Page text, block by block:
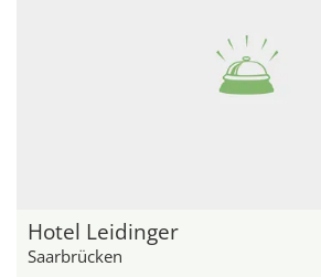
Hotel Leidinger
Saarbrücken